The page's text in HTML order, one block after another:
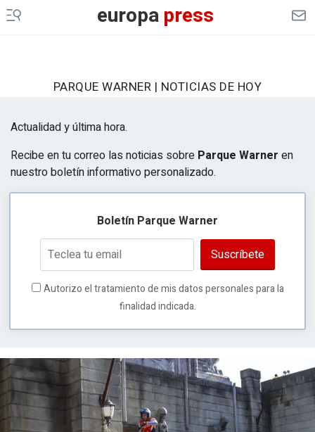
europapress
PARQUE WARNER | NOTICIAS DE HOY
Actualidad y última hora.
Recibe en tu correo las noticias sobre Parque Warner en
nuestro boletín informativo personalizado.
Boletín Parque Warner
Suscríbete
Autorizo el tratamiento de mis datos personales para la
finalidad indicada.